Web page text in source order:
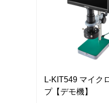
L-KIT549 マイク
プ【デモ機】